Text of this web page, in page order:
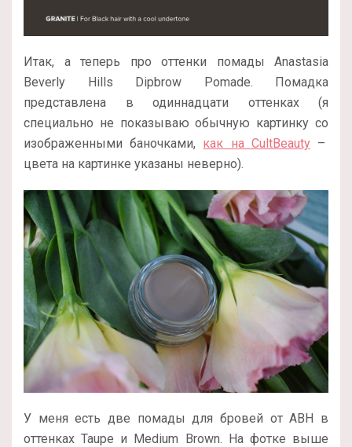
Итак, а теперь про оттенки помады Anastasia
Beverly Hills Dipbrow Pomade. Помадка
представлена в одиннадцати оттенках (я
специально не показываю обычную картинку со
изображенными баночками, как на CultBeauty–
цвета на картинке указаны неверно).
У меня есть две помады для бровей от ABH в
оттенках Taupe и Medium Brown. На фотке выше